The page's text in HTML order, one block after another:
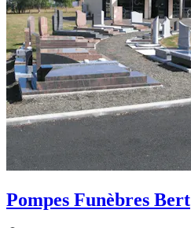
Pompes Funèbres Bert